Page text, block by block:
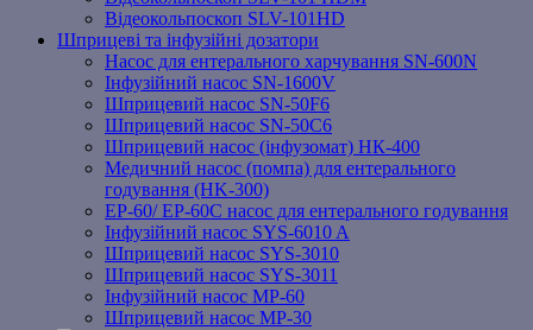
Відеокольпоскоп SLV-101HD
Шприцеві та інфузійні дозатори
Насос для ентерального харчування SN-600N
Інфузійний насос SN-1600V
Шприцевий насос SN-50F6
Шприцевий насос SN-50C6
Шприцевий насос (інфузомат) НК-400
Медичний насос (помпа) для ентерального
годування (HK-300)
EP-60/ EP-60C насос для ентерального годування
Інфузійний насос SYS-6010 A
Шприцевий насос SYS-3010
Шприцевий насос SYS-3011
Інфузійний насос MP-60
Шприцевий насос MP-30